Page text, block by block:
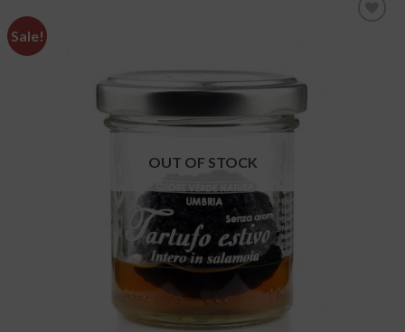
Sale!
OUT OF STOCK